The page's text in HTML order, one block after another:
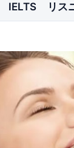
IELTS リス